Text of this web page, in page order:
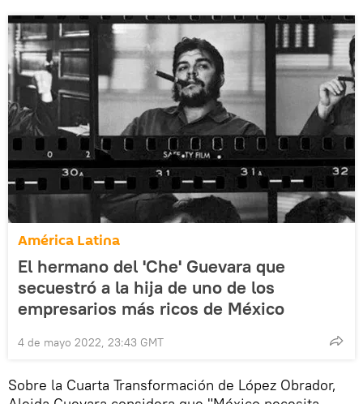
América Latina
El hermano del 'Che' Guevara que
secuestró a la hija de uno de los
empresarios más ricos de México
4 de mayo 2022, 23:43 GMT
Sobre la Cuarta Transformación de López Obrador,